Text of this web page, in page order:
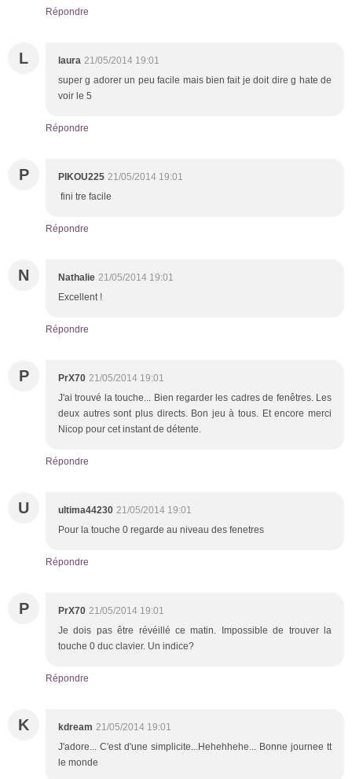
Répondre
L laura 21/05/2014 19:01
super g adorer un peu facile mais bien fait je doit dire g hate de
voir le 5
Répondre
P PIKOU225 21/05/2014 19:01
fini tre facile
Répondre
N Nathalie 21/05/2014 19:01
Excellent !
Répondre
P PrX70 21/05/2014 19:01
J'ai trouvé la touche... Bien regarder les cadres de fenêtres. Les
deux autres sont plus directs. Bon jeu à tous. Et encore merci
Nicop pour cet instant de détente.
Répondre
U ultima44230 21/05/2014 19:01
Pour la touche 0 regarde au niveau des fenetres
Répondre
P PrX70 21/05/2014 19:01
Je dois pas être révéillé ce matin. Impossible de trouver la
touche 0 duc clavier. Un indice?
Répondre
K kdream 21/05/2014 19:01
J'adore... C'est d'une simplicite...Hehehhehe... Bonne journee tt
le monde